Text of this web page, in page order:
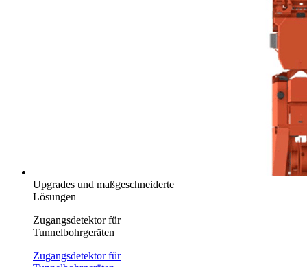
Upgrades und maßgeschneiderte
Lösungen
Zugangsdetektor für
Tunnelbohrgeräten
Zugangsdetektor für